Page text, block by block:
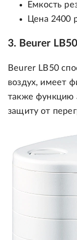
Емкость
Цена 2400
3. Beurer LB50
Beurer LB50
воздух, имеет
также функцию
защиту от